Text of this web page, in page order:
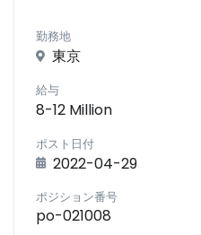
勤務地
東京
給与
8-12 Million
ポスト日付
2022-04-29
ポジション番号
po-021008